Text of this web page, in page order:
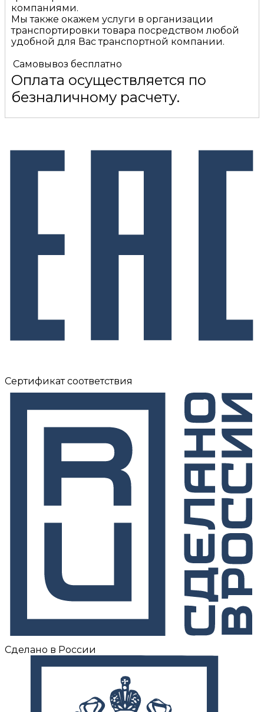
компаниями.
Мы также окажем услуги в организации
транспортировки товара посредством любой
удобной для Вас транспортной компании.
Самовывоз бесплатно
Оплата осуществляется по
безналичному расчету.
Сертификат соответствия
Сделано в России